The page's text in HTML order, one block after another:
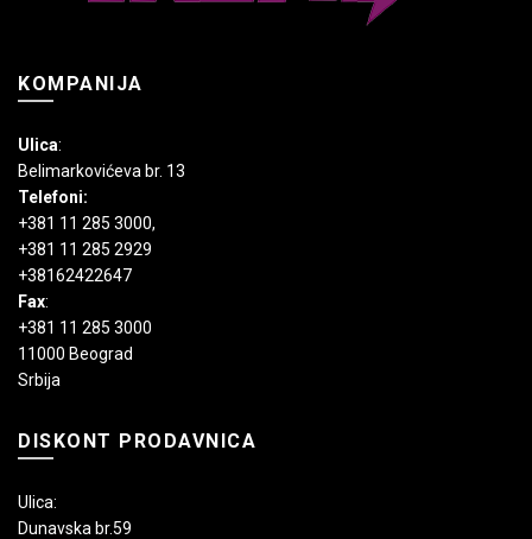
KOMPANIJA
Ulica:
Belimarkovićeva br. 13
Telefoni:
+381 11 285 3000,
+381 11 285 2929
+38162422647
Fax:
+381 11 285 3000
11000 Beograd
Srbija
DISKONT PRODAVNICA
Ulica:
Dunavska br.59